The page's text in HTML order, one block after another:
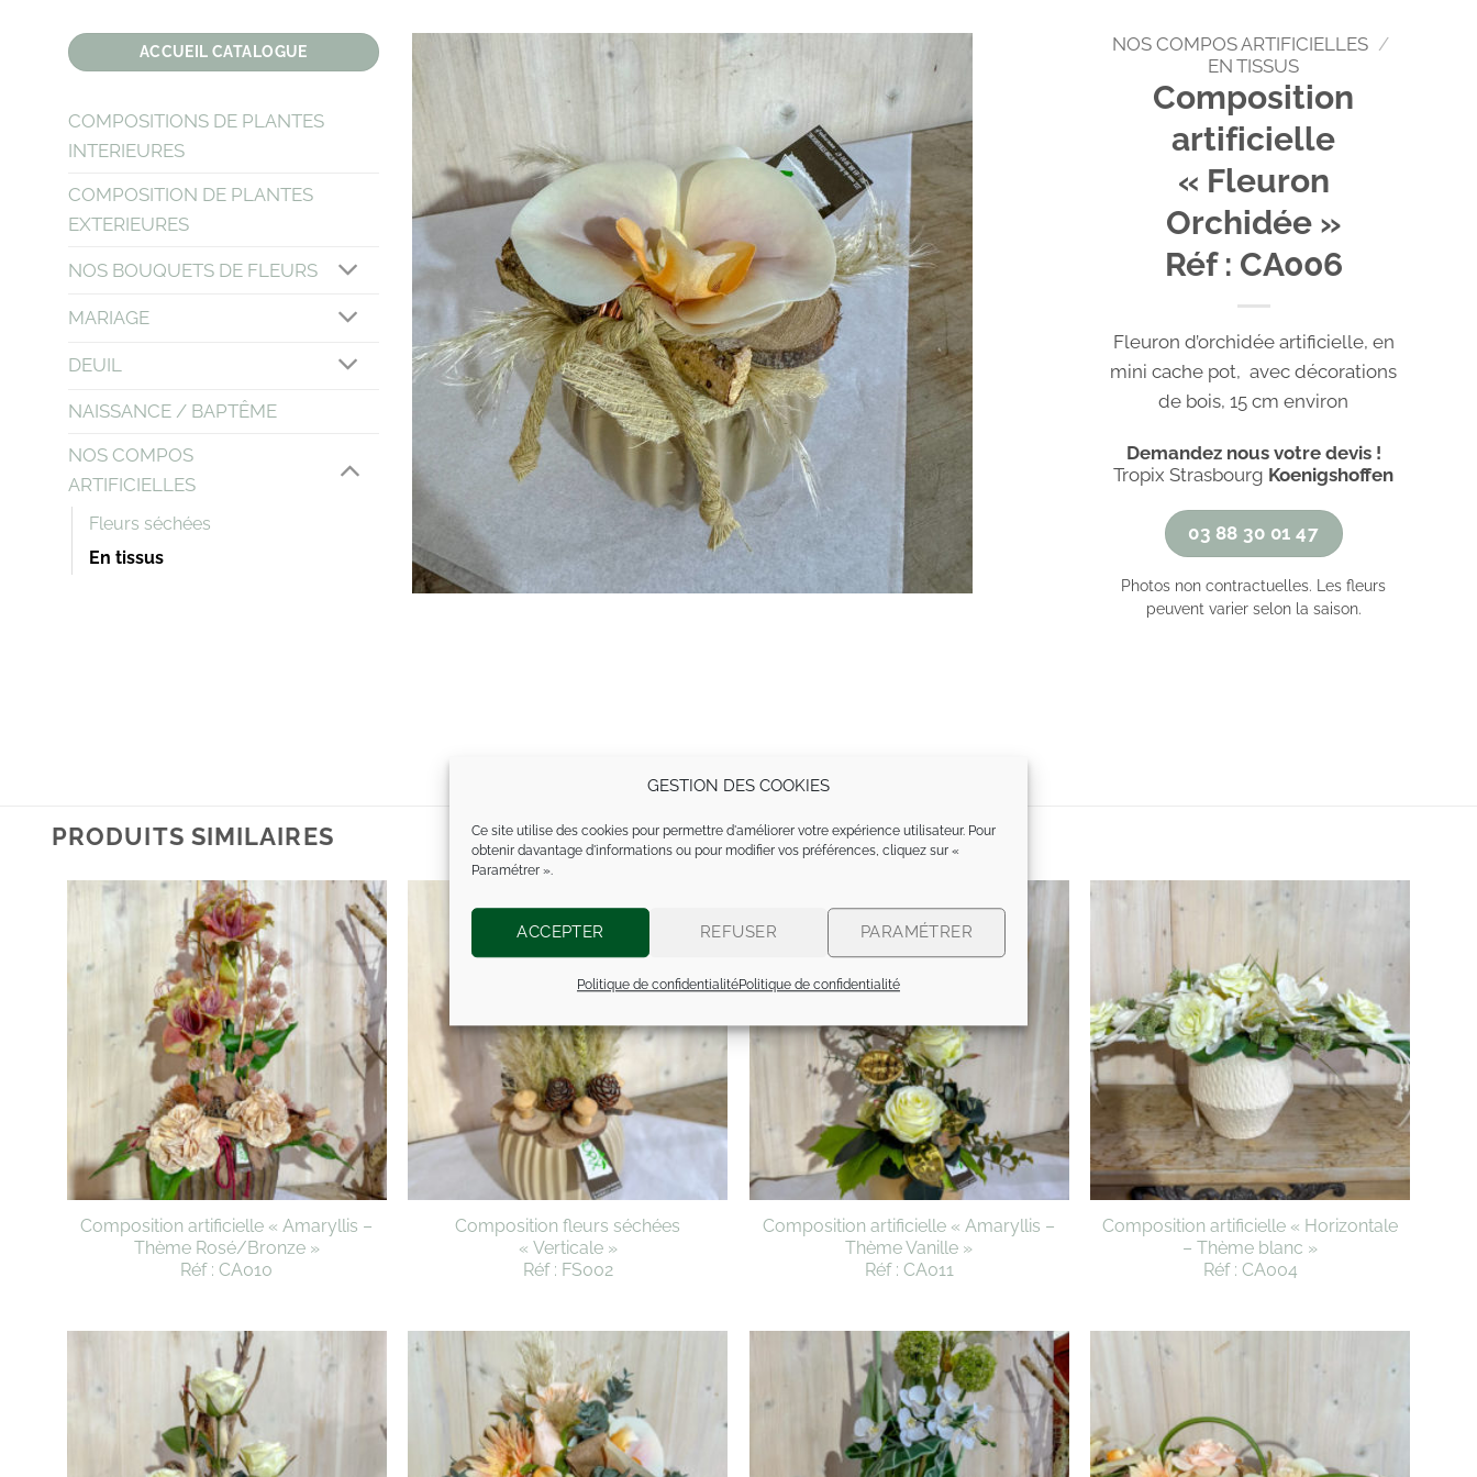
GESTION DES COOKIES
Ce site utilise des cookies pour permettre d'améliorer votre expérience utilisateur. Pour
obtenir davantage d'informations ou pour modifier vos préférences, cliquez sur «
Paramétrer ».
ACCEPTER REFUSER PARAMÉTRER
Politique de confidentialitéPolitique de confidentialité
ACCUEIL CATALOGUE
COMPOSITIONS DE PLANTES
INTERIEURES
COMPOSITION DE PLANTES
EXTERIEURES
NOS BOUQUETS DE FLEURS
MARIAGE
DEUIL
NAISSANCE / BAPTÊME
NOS COMPOS
ARTIFICIELLES
Fleurs séchées
En tissus
NOS COMPOS ARTIFICIELLES /
EN TISSUS
Composition
artificielle
« Fleuron
Orchidée »
Réf : CA006
Fleuron d’orchidée artificielle, en
mini cache pot, avec décorations
de bois, 15 cm environ
Demandez nous votre devis !
Tropix Strasbourg Koenigshoffen
03 88 30 01 47
Photos non contractuelles. Les fleurs
peuvent varier selon la saison.
PRODUITS SIMILAIRES
Composition artificielle « Amaryllis –
Thème Rosé/Bronze »
Réf : CA010
Composition fleurs séchées
« Verticale »
Réf : FS002
Composition artificielle « Amaryllis –
Thème Vanille »
Réf : CA011
Composition artificielle « Horizontale
– Thème blanc »
Réf : CA004